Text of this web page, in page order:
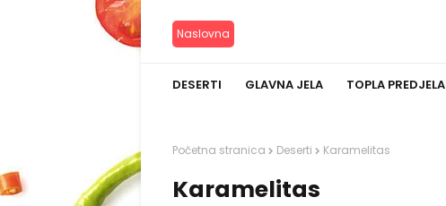
Naslovna
DESERTI GLAVNA JELA TOPLA PREDJELA
Početna stranica Deserti Karamelitas
Karamelitas